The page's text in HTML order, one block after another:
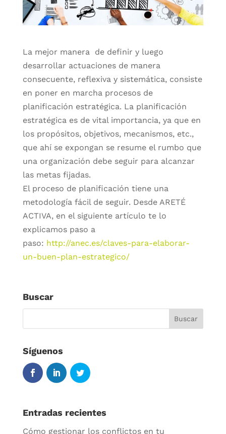
La mejor manera de definir y luego
desarrollar actuaciones de manera
consecuente, reflexiva y sistemática, consiste
en poner en marcha procesos de
planificación estratégica. La planificación
estratégica es de vital importancia, ya que en
los propósitos, objetivos, mecanismos, etc.,
que ahí se expongan se resume el rumbo que
una organización debe seguir para alcanzar
las metas fijadas.
El proceso de planificación tiene una
metodología fácil de seguir. Desde ARETÉ
ACTIVA, en el siguiente artículo te lo
explicamos paso a
paso: http://anec.es/claves-para-elaborar-
un-buen-plan-estrategico/
Buscar
Síguenos
Entradas recientes
Cómo gestionar los conflictos en tu